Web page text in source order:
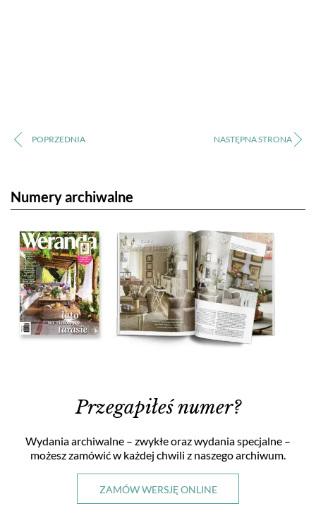
Numery archiwalne
Przegapiłeś numer?
Wydania archiwalne – zwykłe oraz wydania specjalne –
możesz zamówić w każdej chwili z naszego archiwum.
ZAMÓW WERSJĘ ONLINE